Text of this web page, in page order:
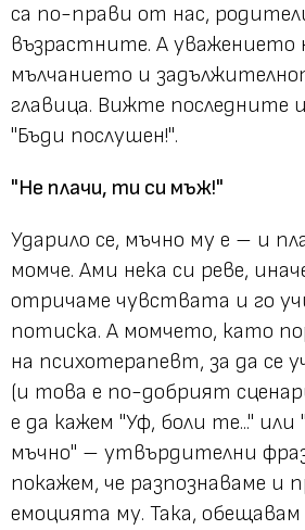
са по-прави от нас,
възрастните. А уважението
мълчанието и
главица. Вижте последните
"Бъди послушен!".
"Не плачи, ти си мъж!"
Ударило се, мъчно му е – и
момче. Ами нека си реве,
отричаме чувствата и го
потиска. А момчето, като
на психотерапевт, за да се
(и това е по-добрият
е да кажем "Уф, боли те..." или
мъчно" – утвърдителни
покажем, че разпознаваме и
емоцията му. Така,